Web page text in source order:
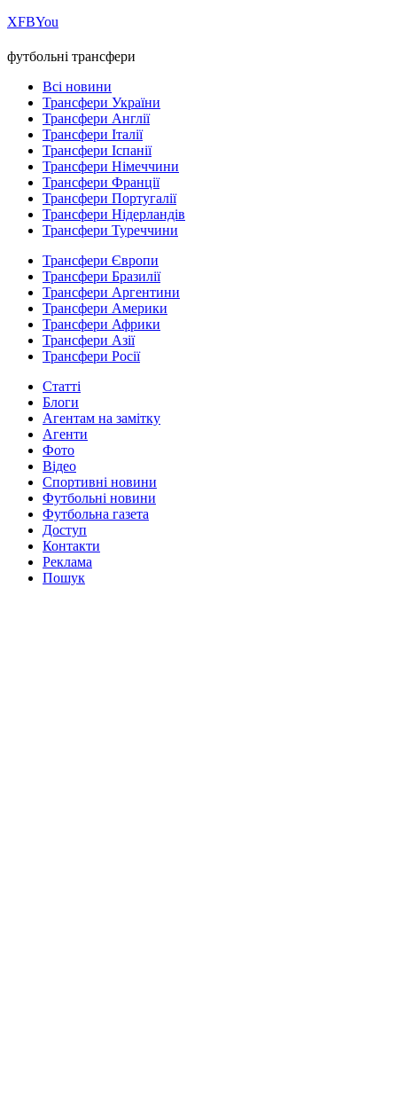
ХFBYou
футбольні трансфери
Всі новини
Трансфери України
Трансфери Англії
Трансфери Італії
Трансфери Іспанії
Трансфери Німеччини
Трансфери Франції
Трансфери Португалії
Трансфери Нідерландів
Трансфери Туреччини
Трансфери Європи
Трансфери Бразилії
Трансфери Аргентини
Трансфери Америки
Трансфери Африки
Трансфери Азії
Трансфери Росії
Статті
Блоги
Агентам на замітку
Агенти
Фото
Відео
Спортивні новини
Футбольні новини
Футбольна газета
Доступ
Контакти
Реклама
Пошук